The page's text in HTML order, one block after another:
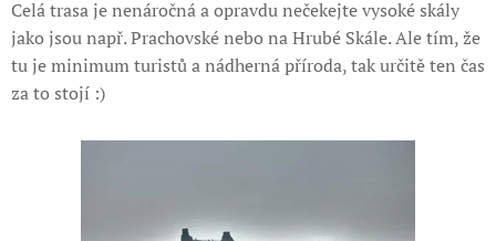
Celá trasa je nenáročná a opravdu nečekejte vysoké skály
jako jsou např. Prachovské nebo na Hrubé Skále. Ale tím, že
tu je minimum turistů a nádherná příroda, tak určitě ten čas
za to stojí :)